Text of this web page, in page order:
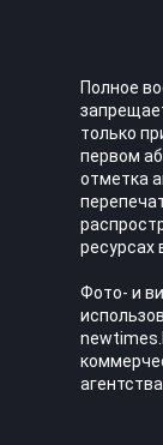
Полное
только
первом
отметка
ресурсах
Фото- и